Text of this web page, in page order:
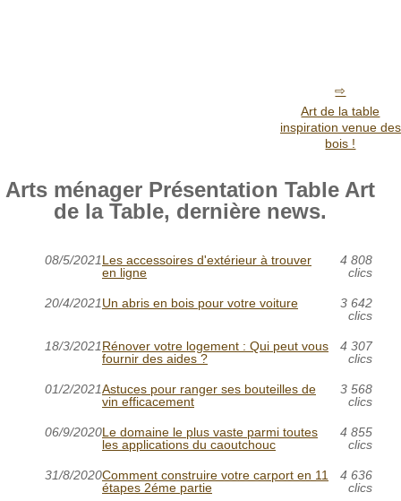
Art de la table
inspiration venue des
bois !
Arts ménager Présentation Table Art
de la Table, dernière news.
08/5/2021Les accessoires d'extérieur à trouver
en ligne
4 808
clics
20/4/2021Un abris en bois pour votre voiture
3 642
clics
18/3/2021Rénover votre logement : Qui peut vous
fournir des aides ?
4 307
clics
01/2/2021Astuces pour ranger ses bouteilles de
vin efficacement
3 568
clics
06/9/2020Le domaine le plus vaste parmi toutes
les applications du caoutchouc
4 855
clics
31/8/2020Comment construire votre carport en 11
étapes 2éme partie
4 636
clics